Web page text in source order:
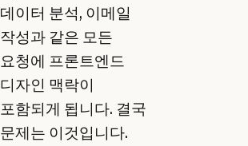
데이터 분석, 이메일
작성과 같은 모든
요청에 프론트엔드
디자인 맥락이
포함되게 됩니다. 결국
문제는 이것입니다.